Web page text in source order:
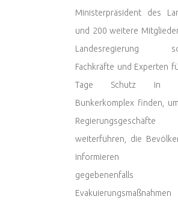
Ministerpräsident des
und 200 weitere
Landesregierung
Fachkräfte und Experten
Tage Schutz in
Bunkerkomplex finden,
Regierungsgeschäfte
weiterführen, die
informieren
gegebenenfalls
Evakuierungsmaßnahmen